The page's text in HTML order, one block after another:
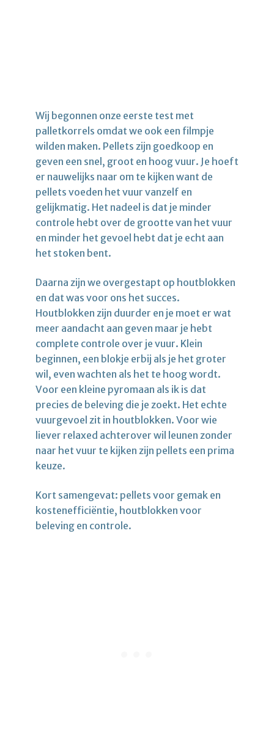
Wij begonnen onze eerste test met
palletkorrels omdat we ook een filmpje
wilden maken. Pellets zijn goedkoop en
geven een snel, groot en hoog vuur. Je hoeft
er nauwelijks naar om te kijken want de
pellets voeden het vuur vanzelf en
gelijkmatig. Het nadeel is dat je minder
controle hebt over de grootte van het vuur
en minder het gevoel hebt dat je echt aan
het stoken bent.
Daarna zijn we overgestapt op houtblokken
en dat was voor ons het succes.
Houtblokken zijn duurder en je moet er wat
meer aandacht aan geven maar je hebt
complete controle over je vuur. Klein
beginnen, een blokje erbij als je het groter
wil, even wachten als het te hoog wordt.
Voor een kleine pyromaan als ik is dat
precies de beleving die je zoekt. Het echte
vuurgevoel zit in houtblokken. Voor wie
liever relaxed achterover wil leunen zonder
naar het vuur te kijken zijn pellets een prima
keuze.
Kort samengevat: pellets voor gemak en
kostenefficiëntie, houtblokken voor
beleving en controle.